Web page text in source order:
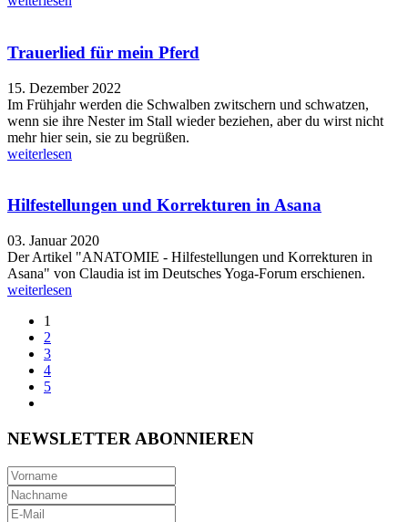
Trauerlied für mein Pferd
15. Dezember 2022
Im Frühjahr werden die Schwalben zwitschern und schwatzen,
wenn sie ihre Nester im Stall wieder beziehen, aber du wirst nicht
mehr hier sein, sie zu begrüßen.
weiterlesen
Hilfestellungen und Korrekturen in Asana
03. Januar 2020
Der Artikel "ANATOMIE - Hilfestellungen und Korrekturen in
Asana" von Claudia ist im Deutsches Yoga-Forum erschienen.
weiterlesen
1
2
3
4
5
NEWSLETTER ABONNIEREN